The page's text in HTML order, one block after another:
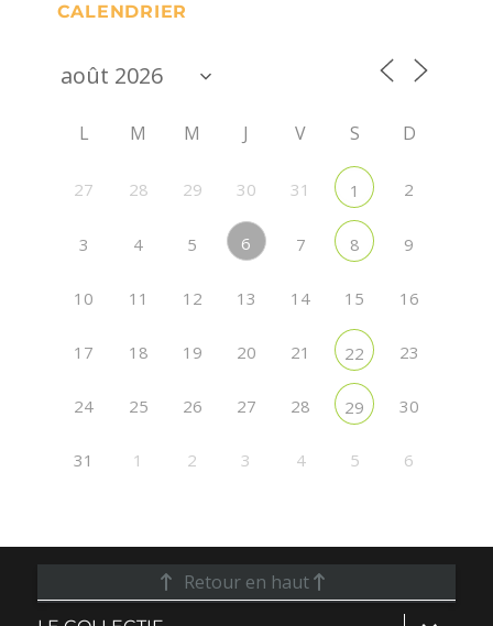
CALENDRIER
L M M J V S D
27 28 29 30 31 1 2
3 4 5 6 7 8 9
10 11 12 13 14 15 16
17 18 19 20 21 22 23
24 25 26 27 28 29 30
31 1 2 3 4 5 6
Retour en haut
ouvrir